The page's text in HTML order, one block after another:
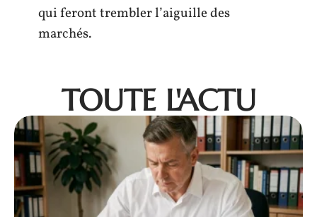
qui feront trembler l’aiguille des
marchés.
TOUTE L'ACTU